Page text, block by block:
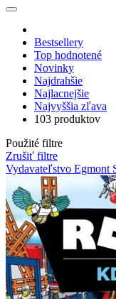
Bestsellery
Top hodnotené
Novinky
Najdrahšie
Najlacnejšie
Najvyššia zľava
103 produktov
Použité filtre
Zrušiť filtre
Vydavateľstvo Egmont